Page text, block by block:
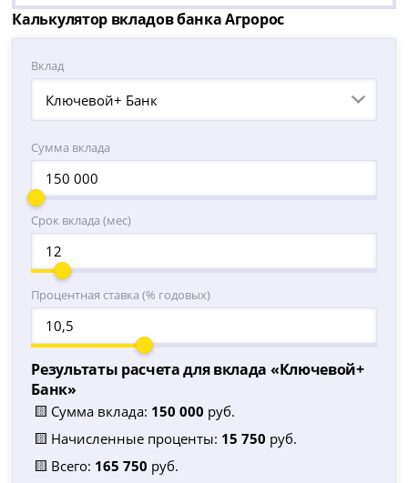
Калькулятор вкладов банка Агророс
Вклад
Ключевой+ Банк
Сумма вклада
Срок вклада (мес)
Процентная ставка (% годовых)
Результаты расчета для вклада «Ключевой+
Банк»
🟨 Сумма вклада: 150 000 руб.
🟨 Начисленные проценты: 15 750 руб.
🟨 Всего: 165 750 руб.